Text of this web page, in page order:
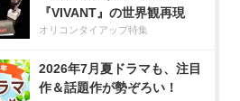
『VIVANT』の世界観再現
オリコンタイアップ特集
2026年7月夏ドラマも、注目
作＆話題作が勢ぞろい！